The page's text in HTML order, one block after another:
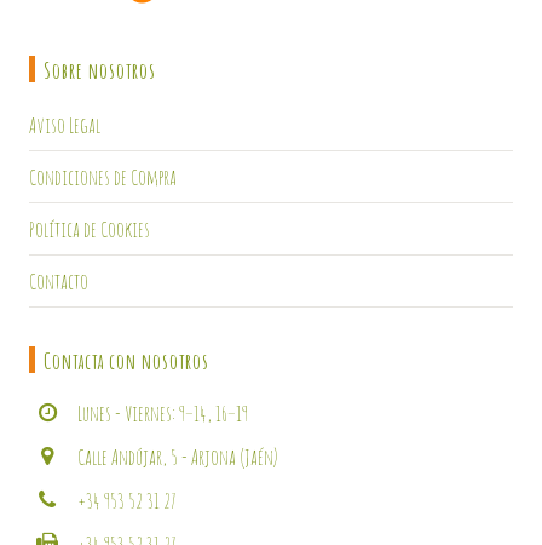
Sobre nosotros
Aviso Legal
Condiciones de Compra
Política de Cookies
Contacto
Contacta con nosotros
Lunes - Viernes: 9–14, 16–19
Calle Andújar, 5 - Arjona (Jaén)
+34 953 52 31 27